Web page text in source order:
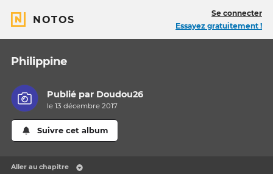
NOTOS
Se connecter
Essayez gratuitement !
Philippine
Publié par Doudou26
le 13 décembre 2017
Suivre cet album
Aller au chapitre